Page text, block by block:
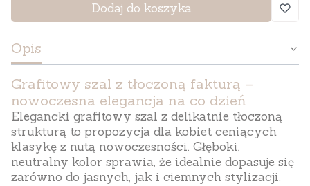
Dodaj do koszyka
Opis
Grafitowy szal z tłoczoną fakturą –
nowoczesna elegancja na co dzień
Elegancki grafitowy szal z delikatnie tłoczoną
strukturą to propozycja dla kobiet ceniących
klasykę z nutą nowoczesności. Głęboki,
neutralny kolor sprawia, że idealnie dopasuje się
zarówno do jasnych, jak i ciemnych stylizacji.